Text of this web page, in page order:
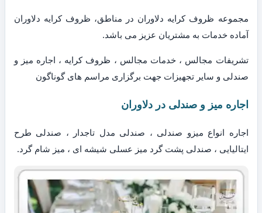
مجموعه ظروف کرایه دلاوران در مناطق، ظروف کرایه دلاوران
آماده خدمات به مشتریان عزیز می باشد.
تشریفات مجالس ، خدمات مجالس ، ظروف کرایه ، اجاره میز و
صندلی و سایر تجهیزات جهت برگزاری مراسم های گوناگون
اجاره میز و صندلی در دلاوران
اجاره انواع میزو صندلی ، صندلی مدل تاجدار ، صندلی طرح
ایتالیایی ، صندلی پشت گرد میز عسلی شیشه ای ، میز شام گرد.